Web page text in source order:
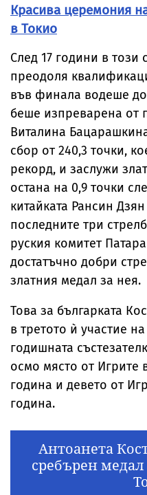
Красива церемония
в Токио
След 17 години в този
преодоля
във финала водеше
беше изпреварена от
Виталина
сбор от 240,3 точки,
рекорд, и заслужи
остана на 0,9 точки
китайката Рансин
последните три
руския комитет
достатъчно добри
златния медал за нея.
Това за българката
в третото ѝ участие
годишната
осмо място от Игрите
година и девето от
година.
Антоанета
сребърен